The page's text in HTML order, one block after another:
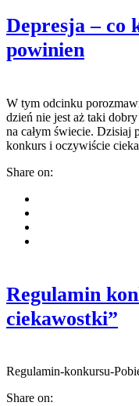
Depresja – co
powinien
W tym odcinku
dzień nie jest aż taki
na całym świecie. Dzisiaj
konkurs i oczywiście
Share on:
Regulamin
ciekawostki”
Regulamin-konkursu-
Share on: